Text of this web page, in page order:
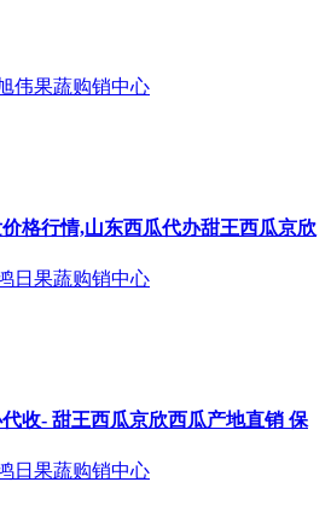
伟果蔬购销中心
格行情,山东西瓜代办甜王西瓜京欣
日果蔬购销中心
收- 甜王西瓜京欣西瓜产地直销 保
日果蔬购销中心